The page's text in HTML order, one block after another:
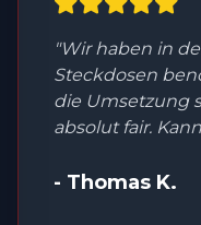
"Wir haben in
Steckdosen
die Umsetzung
absolut fair.
- Thomas K.